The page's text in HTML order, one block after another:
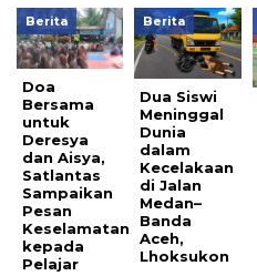
Berita
Doa
Bersama
untuk
Deresya
dan Aisya,
Satlantas
Sampaikan
Pesan
Keselamatan
kepada
Pelajar
Berita
Dua Siswi
Meninggal
Dunia
dalam
Kecelakaan
di Jalan
Medan–
Banda
Aceh,
Lhoksukon